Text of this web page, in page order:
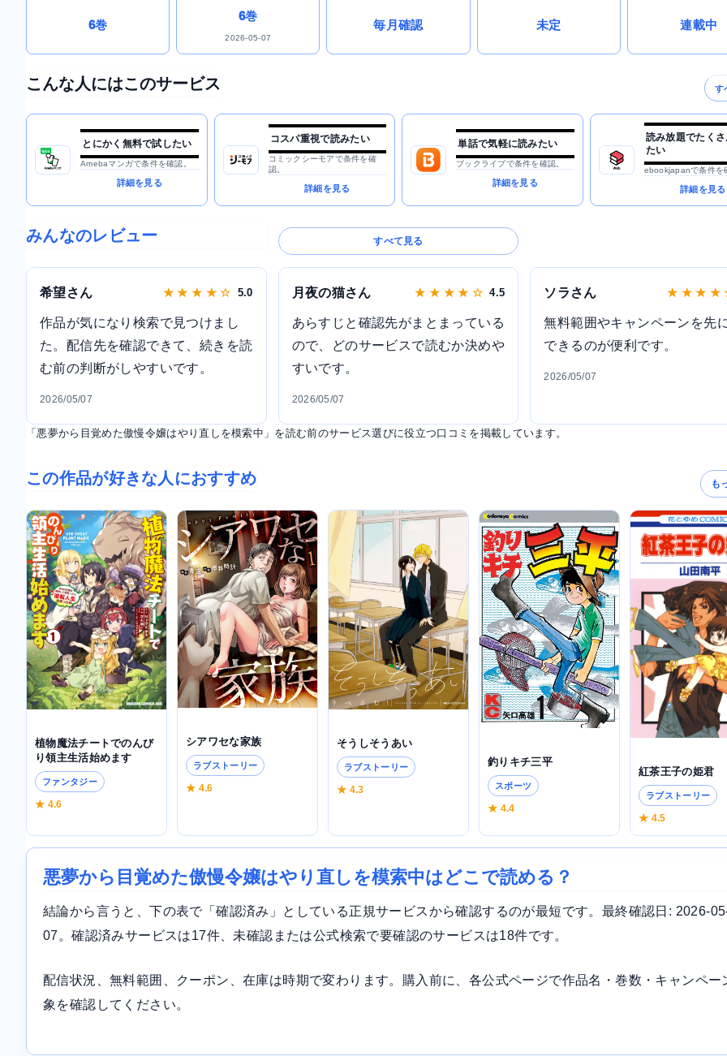
6巻
6巻
2026-05-07
毎月確認 未定 連載中
こんな人にはこのサービス す
とにかく無料で試したい
Amebaマンガで条件を確認。
詳細を見る
コスパ重視で読みたい
コミックシーモアで条件を確
認。
詳細を見る
単話で気軽に読みたい
ブックライブで条件を確認。
詳細を見る
読み放題でたく
たい
ebookjapanで条件を
詳細を見る
みんなのレビュー すべて見る
希望さん ★ ★ ★ ★ ☆ 5.0
作品が気になり検索で見つけまし
た。配信先を確認できて、続きを読
む前の判断がしやすいです。
2026/05/07
月夜の猫さん ★ ★ ★ ★ ☆ 4.5
あらすじと確認先がまとまっている
ので、どのサービスで読むか決めや
すいです。
2026/05/07
ソラさん ★ ★ ★ ★
無料範囲やキャンペーンを先
できるのが便利です。
2026/05/07
「悪夢から目覚めた傲慢令嬢はやり直しを模索中」を読む前のサービス選びに役立つ口コミを掲載しています。
この作品が好きな人におすすめ も
植物魔法チートでのんび
り領主生活始めます
ファンタジー
★ 4.6
シアワセな家族
ラブストーリー
★ 4.6
そうしそうあい
ラブストーリー
★ 4.3
釣りキチ三平
スポーツ
★ 4.4
紅茶王子の姫君
ラブストーリー
★ 4.5
悪夢から目覚めた傲慢令嬢はやり直しを模索中はどこで読める？
結論から言うと、下の表で「確認済み」としている正規サービスから確認するのが最短です。最終確認日: 2026-
07。確認済みサービスは17件、未確認または公式検索で要確認のサービスは18件です。
配信状況、無料範囲、クーポン、在庫は時期で変わります。購入前に、各公式ページで作品名・巻数・キャンペー
象を確認してください。